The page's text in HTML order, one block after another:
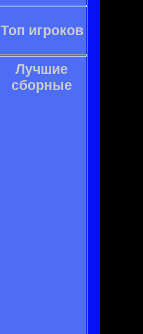
Топ игроков
Лучшие
сборные